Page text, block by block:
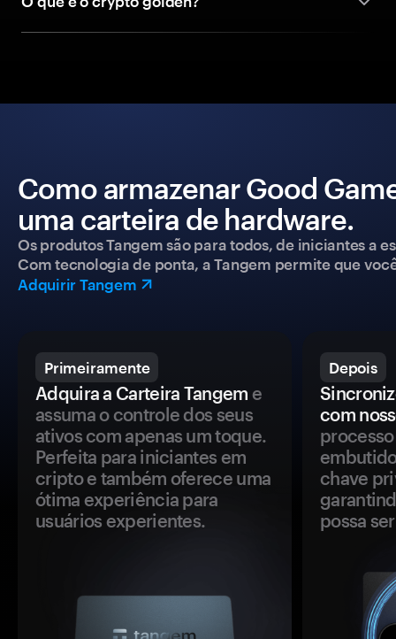
Como armazenar Good
uma carteira de hardware.
Os produtos Tangem são para todos, de iniciantes a
Com tecnologia de ponta, a Tangem permite que
Adquirir Tangem
Primeiramente
Adquira a Carteira Tangem e
assuma o controle dos seus
ativos com apenas um toque.
Perfeita para iniciantes em
cripto e também oferece uma
ótima experiência para
usuários experientes.
Depois
com
chave
possa